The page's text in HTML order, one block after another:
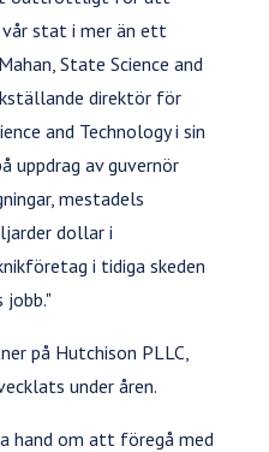
stat i mer än ett
State Science and
direktör för
and Technology i sin
uppdrag av guvernör
mestadels
dollar i
i tidiga skeden
jobb."
på Hutchison PLLC,
under åren.
hand om att föregå med